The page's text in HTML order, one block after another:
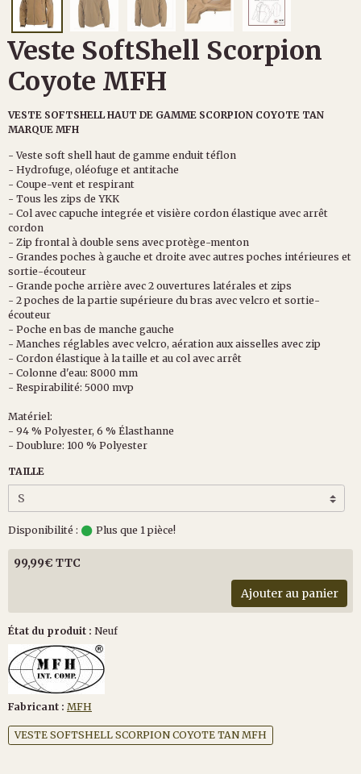
Veste SoftShell Scorpion
Coyote MFH
VESTE SOFTSHELL HAUT DE GAMME SCORPION COYOTE TAN
MARQUE MFH
- Veste soft shell haut de gamme enduit téflon
- Hydrofuge, oléofuge et antitache
- Coupe-vent et respirant
- Tous les zips de YKK
- Col avec capuche integrée et visière cordon élastique avec arrêt
cordon
- Zip frontal à double sens avec protège-menton
- Grandes poches à gauche et droite avec autres poches intérieures et
sortie-écouteur
- Grande poche arrière avec 2 ouvertures latérales et zips
- 2 poches de la partie supérieure du bras avec velcro et sortie-
écouteur
- Poche en bas de manche gauche
- Manches réglables avec velcro, aération aux aisselles avec zip
- Cordon élastique à la taille et au col avec arrêt
- Colonne d'eau: 8000 mm
- Respirabilité: 5000 mvp
Matériel:
- 94 % Polyester, 6 % Élasthanne
- Doublure: 100 % Polyester
TAILLE
Disponibilité : Plus que 1 pièce!
99,99€ TTC
Ajouter au panier
État du produit : Neuf
Fabricant : MFH
VESTE SOFTSHELL SCORPION COYOTE TAN MFH